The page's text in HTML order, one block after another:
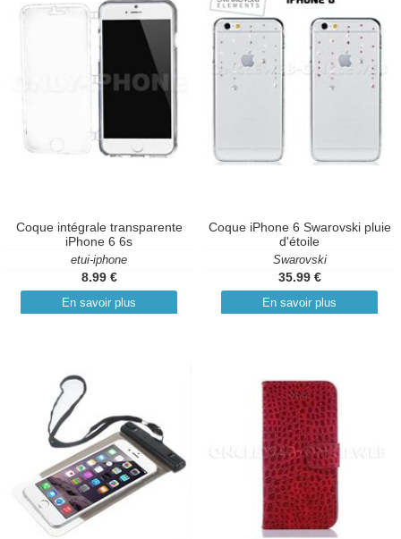
Coque intégrale transparente
iPhone 6 6s
etui-iphone
8.99 €
En savoir plus
Coque iPhone 6 Swarovski pluie
d'étoile
Swarovski
35.99 €
En savoir plus